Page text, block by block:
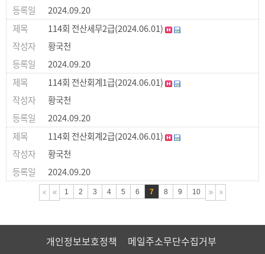
2024.09.20
114회 전산세무2급(2024.06.01)
황국천
2024.09.20
114회 전산회계1급(2024.06.01)
황국천
2024.09.20
114회 전산회계2급(2024.06.01)
황국천
2024.09.20
1 2 3 4 5 6 7 8 9 10
개인정보보호정책 메일주소무단수집거부